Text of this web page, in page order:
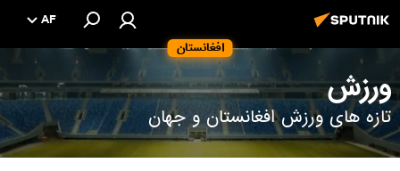
افغانستان
AF
ورزش
تازه های ورزش افغانستان و جهان